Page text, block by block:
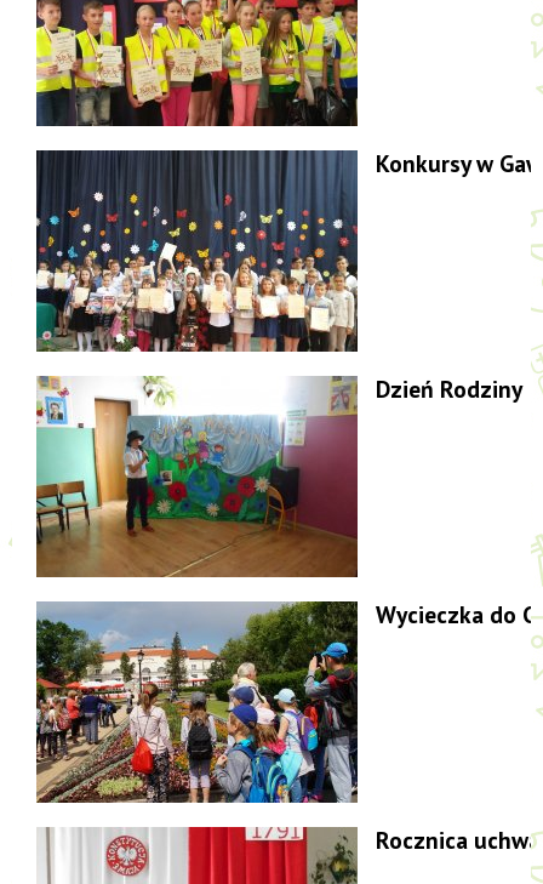
Konkursy w
Dzień Rodziny
Wycieczka do
Rocznica